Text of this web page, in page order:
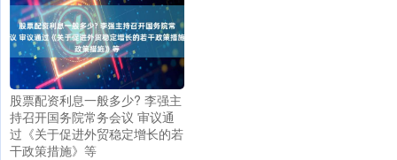
股票配资利息一般多少? 李强主
持召开国务院常务会议 审议通
过《关于促进外贸稳定增长的若
干政策措施》等